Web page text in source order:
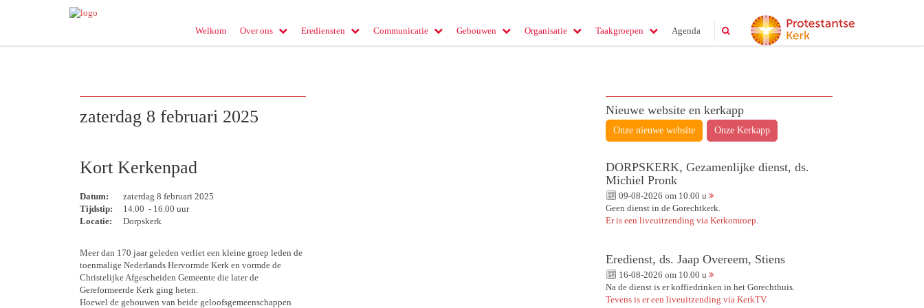
Welkom Over ons Erediensten Communicatie Gebouwen Organisatie Taakgroepen Agenda
zaterdag 8 februari 2025
Kort Kerkenpad
Datum:
zaterdag 8 februari 2025
Tijdstip:
14.00 - 16.00 uur
Locatie:
Dorpskerk
Meer dan 170 jaar geleden verliet een kleine groep leden de
toenmalige Nederlands Hervormde Kerk en vormde de
Christelijke Afgescheiden Gemeente die later de
Gereformeerde Kerk ging heten.
Hoewel de gebouwen van beide geloofsgemeenschappen
Nieuwe website en kerkapp
Onze nieuwe website Onze Kerkapp
DORPSKERK, Gezamenlijke dienst, ds.
Michiel Pronk
09-08-2026 om 10.00 u
Geen dienst in de Gorechtkerk.
Er is een liveuitzending via Kerkomroep.
Eredienst, ds. Jaap Overeem, Stiens
16-08-2026 om 10.00 u
Na de dienst is er koffiedrinken in het Gorechthuis.
Tevens is er een liveuitzending via KerkTV.